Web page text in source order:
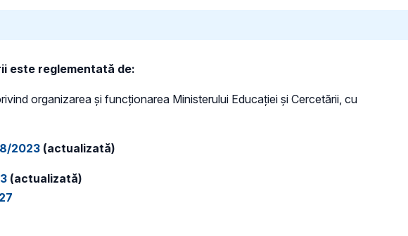
este reglementată de:
organizarea și funcționarea Ministerului Educației și Cercetării, cu
2023 (actualizată)
(actualizată)